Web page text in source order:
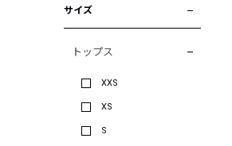
サイズ
トップス
XXS
XS
S